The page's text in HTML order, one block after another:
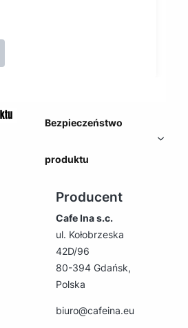
Bezpieczeństwo
produktu
Producent
Cafe Ina s.c.
ul. Kołobrzeska
42D/96
80-394 Gdańsk,
Polska
biuro@cafeina.eu